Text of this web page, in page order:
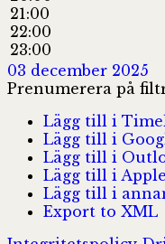
21:00
22:00
23:00
03 december 2025
Prenumerera på
Lägg till i
Lägg till i
Lägg till i
Lägg till i
Lägg till i
Export to XML